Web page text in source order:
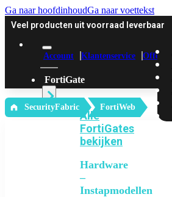
Ga naar hoofdinhoudGa naar voettekst
Veel producten uit voorraad leverbaar
Account Klantenservice Offerte
FortiGate
Alle
FortiGates
bekijken
Hardware
–
Instapmodellen
‎ SecurityFabric FortiWeb